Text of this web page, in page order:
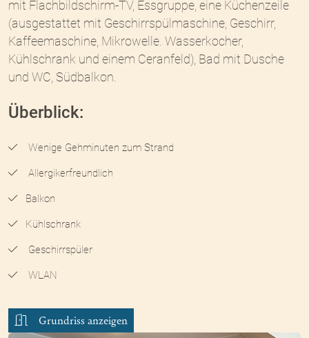
mit Flachbildschirm-TV, Essgruppe, eine Küchenzeile
(ausgestattet mit Geschirrspülmaschine, Geschirr,
Kaffeemaschine, Mikrowelle. Wasserkocher,
Kühlschrank und einem Ceranfeld), Bad mit Dusche
und WC, Südbalkon.
Überblick:
Wenige Gehminuten zum Strand
Allergikerfreundlich
Balkon
Kühlschrank
Geschirrspüler
WLAN
Grundriss anzeigen